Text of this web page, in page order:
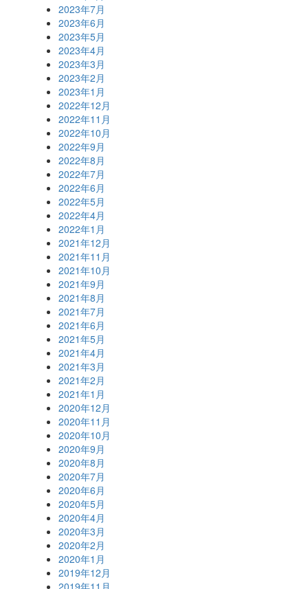
2023年7月
2023年6月
2023年5月
2023年4月
2023年3月
2023年2月
2023年1月
2022年12月
2022年11月
2022年10月
2022年9月
2022年8月
2022年7月
2022年6月
2022年5月
2022年4月
2022年1月
2021年12月
2021年11月
2021年10月
2021年9月
2021年8月
2021年7月
2021年6月
2021年5月
2021年4月
2021年3月
2021年2月
2021年1月
2020年12月
2020年11月
2020年10月
2020年9月
2020年8月
2020年7月
2020年6月
2020年5月
2020年4月
2020年3月
2020年2月
2020年1月
2019年12月
2019年11月